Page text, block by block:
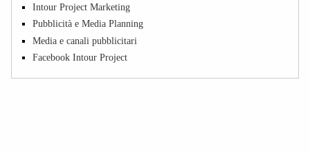
Intour Project Marketing
Pubblicità e Media Planning
Media e canali pubblicitari
Facebook Intour Project